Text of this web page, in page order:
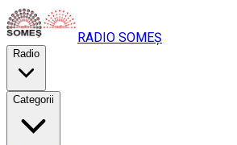
RADIO SOMEȘ
Radio
Categorii